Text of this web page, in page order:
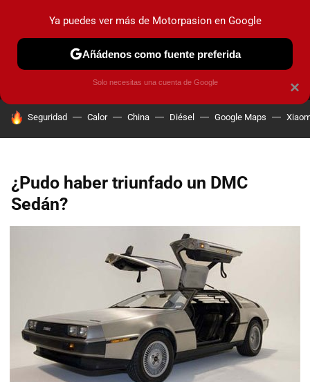
MENÚ NUEVO
COCHES ELÉCTRICOS OBSERVATORIO
HOY SE HABLA DE
Seguridad Calor China Diésel Google Maps
¿Pudo haber triunfado un DMC
Sedán?
×
Ya puedes ver más de Motorpasion en Google
Añádenos como fuente preferida
Solo necesitas una cuenta de Google